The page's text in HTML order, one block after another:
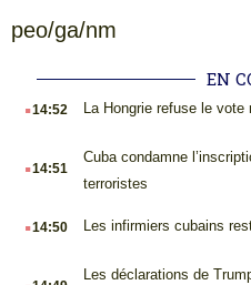
peo/ga/nm
EN
.14:52 La Hongrie refuse le vote
.14:51
Cuba condamne
terroristes
.14:50 Les infirmiers cubains
Les déclarations de